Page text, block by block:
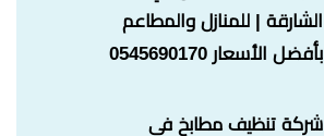
الشارقة | للمنازل والمطاعم
بأفضل الأسعار 0545690170
شركة تنظيف مطابخ في